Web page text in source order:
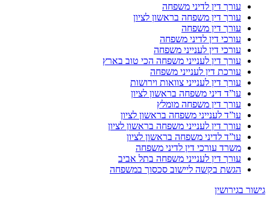
עורך דין לדיני משפחה
עורך דין משפחה בראשון לציון
עורך דין משפחה
עורכי דין לדיני משפחה
עורכי דין לענייני משפחה
עורך דין לענייני משפחה הכי טוב בארץ
עורכת דין לענייני משפחה
עורך דין לענייני צוואות וירושות
עו”ד דיני משפחה בראשון לציון
עורך דין משפחה מומלץ
עו”ד לענייני משפחה בראשון לציון
עורך דין לענייני משפחה בראשון לציון
עו”ד לדיני משפחה בראשון לציון
משרד עורכי דין לדיני משפחה
עורך דין לענייני משפחה בתל אביב
הגשת בקשה ליישוב סכסוך במשפחה
גישור בגירושין